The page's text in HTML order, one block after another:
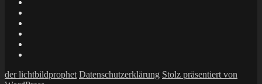
at
der lichtbildprophet Datenschutzerklärung Stolz präsentiert von